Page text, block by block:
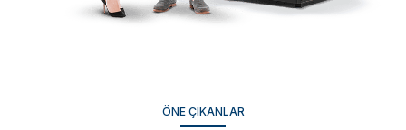
ÖNE ÇIKANLAR